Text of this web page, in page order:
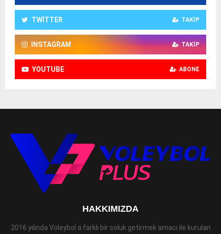
TWITTER TAKIP
INSTAGRAM TAKIP
YOUTUBE ABONE
HAKKIMIZDA
2016 yılında Voleybol a farklı bir soluk getirmek amacı ile kurulan